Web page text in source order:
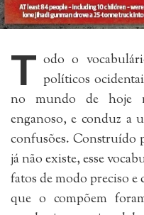
T odo o
políticos
no mundo de hoje
enganoso, e conduz a
confusões. Construído
já não existe, esse
fatos de modo preciso e
que o compõem